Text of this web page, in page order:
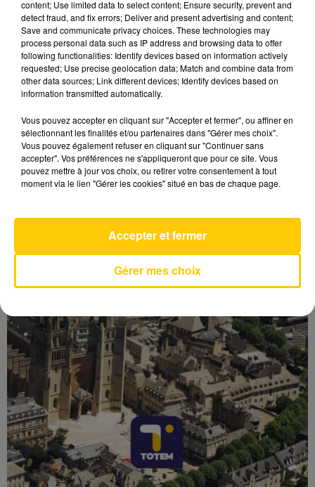
L'INFO DE LA LOZÈRE DU 15/07/26 À 06H30
L'info de la Lozère du 15/07/26 à 06h30
content; Use limited data to select content; Ensure security, prevent and
detect fraud, and fix errors; Deliver and present advertising and content;
Save and communicate privacy choices. These technologies may
process personal data such as IP address and browsing data to offer
following functionalities: Identify devices based on information actively
requested; Use precise geolocation data; Match and combine data from
other data sources; Link different devices; Identify devices based on
information transmitted automatically.
Vous pouvez accepter en cliquant sur "Accepter et fermer", ou affiner en
sélectionnant les finalités et/ou partenaires dans "Gérer mes choix".
Vous pouvez également refuser en cliquant sur "Continuer sans
accepter". Vos préférences ne s'appliqueront que pour ce site. Vous
pouvez mettre à jour vos choix, ou retirer votre consentement à tout
moment via le lien "Gérer les cookies" situé en bas de chaque page.
Gérer mes choix
Accepter et fermer